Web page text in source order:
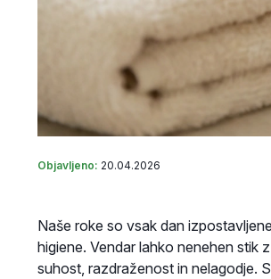
Objavljeno: 20.04.2026
Naše roke so vsak dan
higiene. Vendar lahko nenehen stik
suhost, razdraženost in nelagodje.